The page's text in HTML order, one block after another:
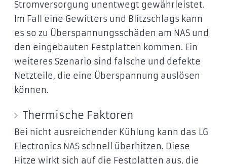
Stromversorgung unentwegt gewährleistet.
Im Fall eine Gewitters und Blitzschlags kann
es so zu Überspannungsschäden am NAS und
den eingebauten Festplatten kommen. Ein
weiteres Szenario sind falsche und defekte
Netzteile, die eine Überspannung auslösen
können.
Thermische Faktoren
Bei nicht ausreichender Kühlung kann das LG
Electronics NAS schnell überhitzen. Diese
Hitze wirkt sich auf die Festplatten aus, die